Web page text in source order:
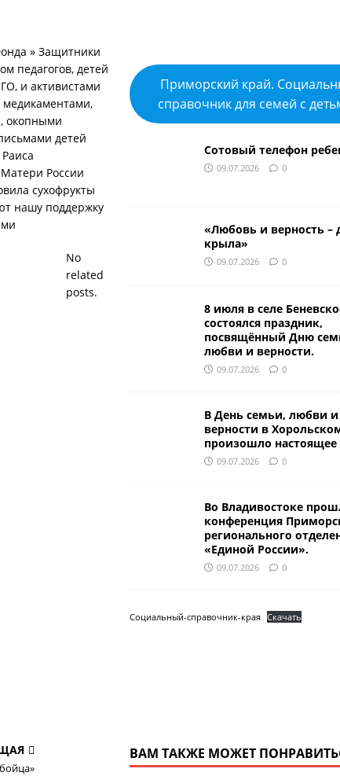
» Защитники
педагогов, детей
и активистами
медикаментами,
окопными
детей
России
сухофрукты
нашу поддержку
No
related
posts.
Приморский край.
справочник для семей с
Сотовый телефон
09.07.2026 0
«Любовь и верность –
крыла»
09.07.2026 0
8 июля в селе
состоялся праздник,
посвящённый Дню
любви и верности.
09.07.2026 0
В День семьи, любви и
верности в
произошло настоящее
09.07.2026 0
Во Владивостоке
конференция
регионального
«Единой России».
09.07.2026 0
Социальный-справочник-края Скачать
ВАМ ТАКЖЕ МОЖЕТ